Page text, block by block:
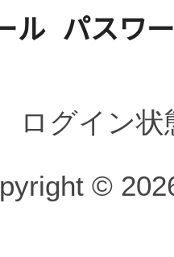
ル パスワ
ログイン
©